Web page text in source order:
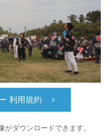
利用規約
がダウンロードできます。